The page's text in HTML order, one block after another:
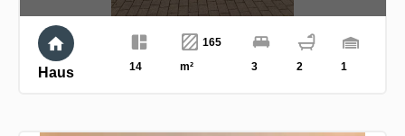
Haus 14
165
m²
3 2 1